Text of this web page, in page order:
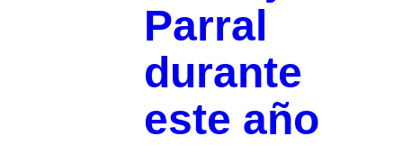
Parral
durante
este año